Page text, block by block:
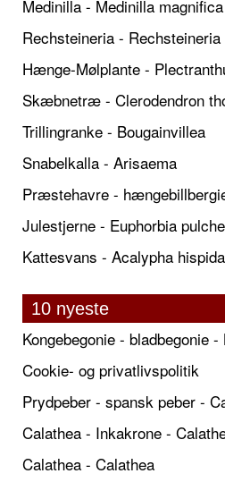
Medinilla - Medinilla
Rechsteineria - Rechsteineria
Hænge-Mølplante -
Skæbnetræ - Clerodendron
Trillingranke - Bougainvillea
Snabelkalla - Arisaema
Julestjerne - Euphorbia
Kattesvans - Acalypha hispida
10 nyeste
Kongebegonie - bladbegonie
Cookie- og privatlivspolitik
Prydpeber - spansk peber -
Calathea - Inkakrone -
Calathea - Calathea